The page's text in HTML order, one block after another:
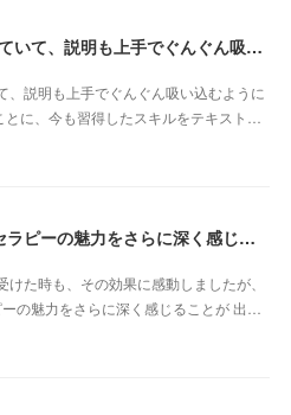
とてもわかりやすくまとまっていて、説明も上手でぐんぐん吸い込むように入ってきました（東京都・山田かおるさん）
、説明も上手でぐんぐん吸い込むように
に、今も習得したスキルをテキスト…
講座に参加させて頂 き 腸心セラピーの魅力をさらに深く感じることが 出来ました（東京都・森由希子さん）
た時も、その効果に感動しましたが、
の魅力をさらに深く感じることが 出…